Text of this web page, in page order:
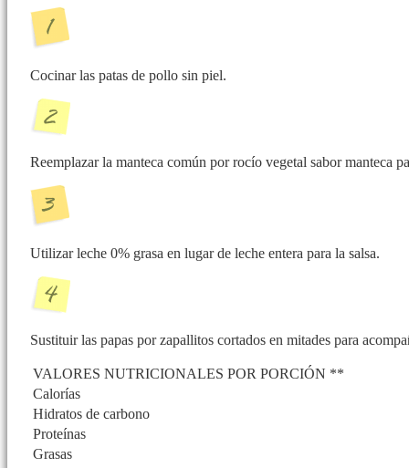
Cocinar las patas de pollo sin piel.
Reemplazar la manteca común por rocío vegetal sabor manteca
Utilizar leche 0% grasa en lugar de leche entera para la salsa.
Sustituir las papas por zapallitos cortados en mitades para
VALORES NUTRICIONALES POR PORCIÓN **
Calorías
Hidratos de carbono
Proteínas
Grasas